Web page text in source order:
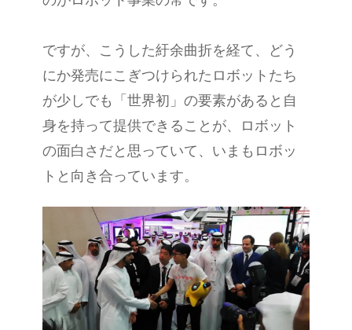
ですが、こうした紆余曲折を経て、どう
にか発売にこぎつけられたロボットたち
が少しでも「世界初」の要素があると自
身を持って提供できることが、ロボット
の面白さだと思っていて、いまもロボッ
トと向き合っています。